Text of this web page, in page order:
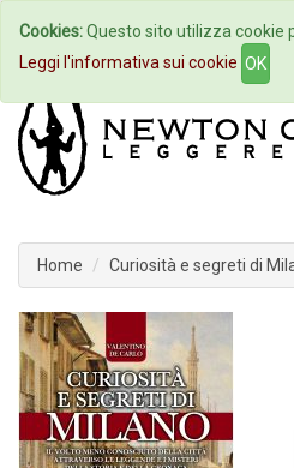
Home Autori
Home Curiosità e segreti di
Cookies:Questo sito utilizza cookie
Leggi l'informativa sui cookie OK